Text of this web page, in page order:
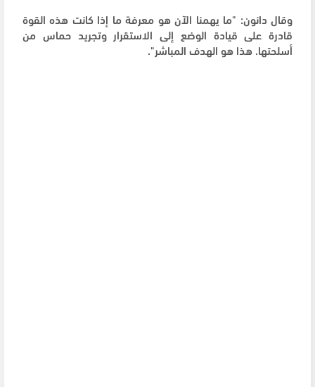
وقال دانون: "ما يهمنا الآن هو معرفة ما إذا كانت هذه القوة
قادرة على قيادة الوضع إلى الاستقرار وتجريد حماس من
أسلحتها. هذا هو الهدف المباشر".